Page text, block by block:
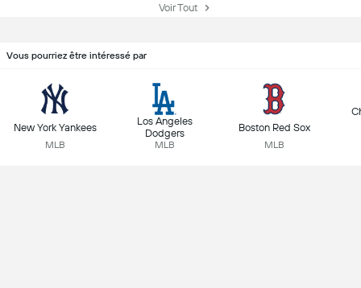
Voir Tout
Vous pourriez être intéressé par
New York Yankees
MLB
Los Angeles
Dodgers
MLB
Boston Red Sox
MLB